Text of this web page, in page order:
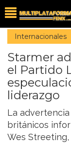
Internacionales
Starmer
el Partido
liderazgo
La
británicos
Wes